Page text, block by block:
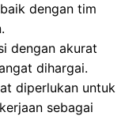
dengan tim
dengan akurat
dihargai.
diperlukan untuk
sebagai